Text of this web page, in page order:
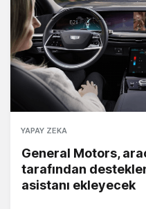
YAPAY ZEKA
General Motors,
tarafından
asistanı ekleyecek